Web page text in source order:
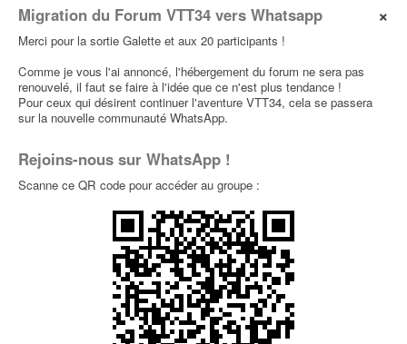
×
Migration du Forum VTT34 vers Whatsapp
Merci pour la sortie Galette et aux 20 participants !
Comme je vous l'ai annoncé, l'hébergement du forum ne sera pas
renouvelé, il faut se faire à l'idée que ce n'est plus tendance !
Pour ceux qui désirent continuer l'aventure VTT34, cela se passera
sur la nouvelle communauté WhatsApp.
Rejoins-nous sur WhatsApp !
Scanne ce QR code pour accéder au groupe :
Enduros
parantho34560» 23 Mars 2024, 11:36 dansSorties
Typées Enduros
parALji» 23 Fév 2024, 21:45 dans
Dernières Minutes
Faute de rouler, faut rêver ....
» 09 Fév 2024, 16:08 dansPhotos et
soutien MBF
» 26 Jan 2024, 16:20 dansLe Bistrot